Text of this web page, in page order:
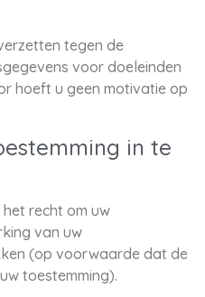
tegen de
voor doeleinden
hoeft u geen motivatie op
in te
recht om uw
van uw
(op voorwaarde dat de
toestemming).